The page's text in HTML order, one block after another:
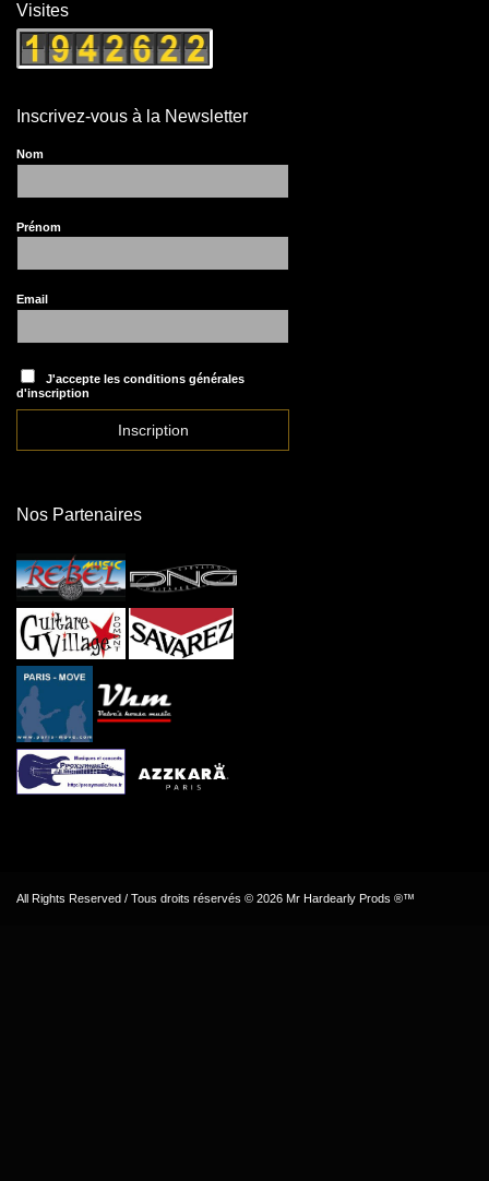
Visites
Inscrivez-vous à la Newsletter
Nom
Prénom
Email
J'accepte les conditions générales
d'inscription
Nos Partenaires
All Rights Reserved / Tous droits réservés © 2026 Mr Hardearly Prods ®™